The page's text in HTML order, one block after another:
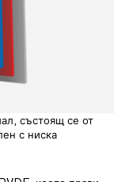
състоящ се от
с ниска